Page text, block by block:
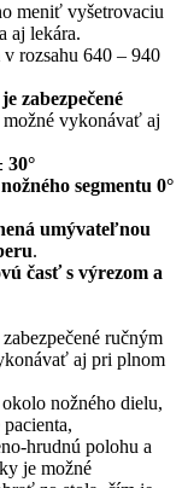
meniť vyšetrovaciu
aj lekára.
rozsahu 640 – 940
zabezpečené
vykonávať aj
30°
segmentu 0°
umývateľnou
.
časť s výrezom a
ručným
aj pri plnom
nožného dielu,
hrudnú polohu a
je možné